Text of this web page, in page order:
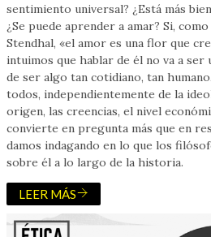
sentimiento universal? ¿Está más
¿Se puede aprender a amar? Si,
Stendhal, «el amor es una flor que
intuimos que hablar de él no va a ser
de ser algo tan cotidiano, tan
todos, independientemente de la
origen, las creencias, el nivel
convierte en pregunta más que en
damos indagando en lo que los
sobre él a lo largo de la historia.
LEER MÁS